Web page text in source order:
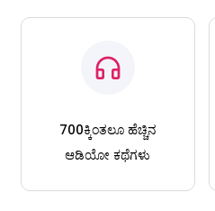
700ಕ್ಕಿಂತಲೂ ಹೆಚ್ಚಿನ
ಆಡಿಯೋ ಕಥೆಗಳು